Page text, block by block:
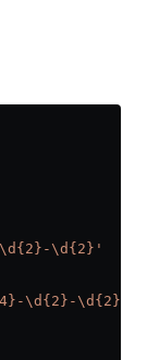
\d{2}'
\d{2}-\d{2}